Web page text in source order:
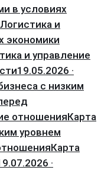
в условиях
Логистика и
экономики
и управление
19.05.2026 ·
с низким
отношенияКарта
уровнем
Карта
·